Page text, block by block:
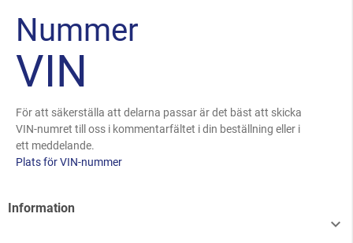
Nummer
VIN
För att säkerställa att delarna passar är det bäst att skicka
VIN-numret till oss i kommentarfältet i din beställning eller i
ett meddelande.
Plats för VIN-nummer
Information
